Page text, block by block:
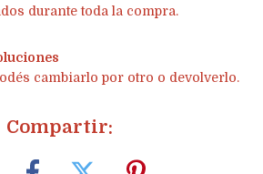
durante toda la compra.
cambiarlo por otro o devolverlo.
Compartir: